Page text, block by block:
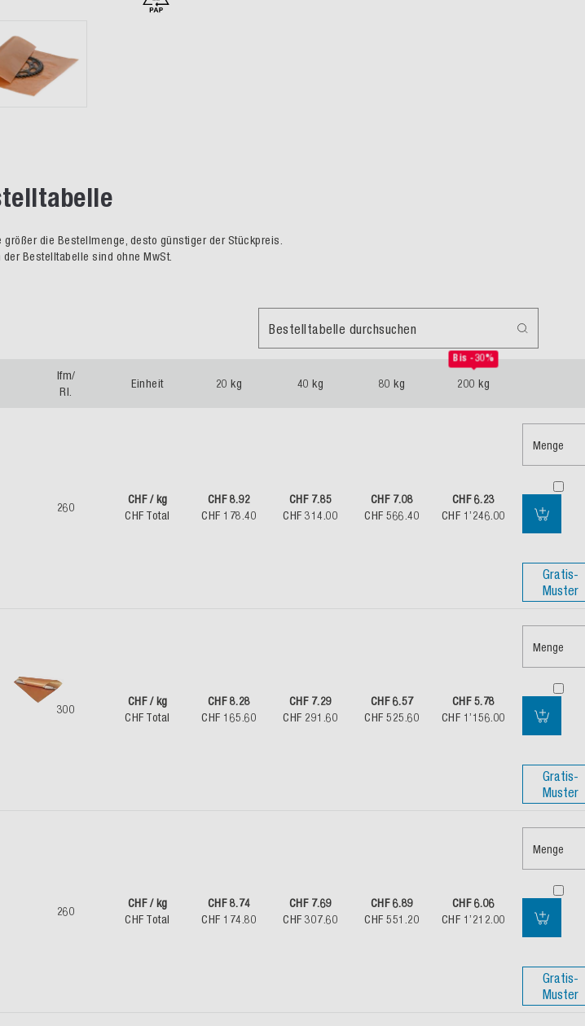
die Bestellmenge, desto günstiger der Stückpreis.
Bestelltabelle sind ohne MwSt.
Bestelltabelle durchsuchen
lfm/
Rl.
Einheit 20 kg 40 kg 80 kg
Bis -30%
200 kg
260
CHF / kg
CHF Total
CHF 8.92
CHF 178.40
CHF 7.85
CHF 314.00
CHF 7.08
CHF 566.40
CHF 6.23
CHF 1’246.00
Menge
Gratis-
Muster
300
CHF / kg
CHF Total
CHF 8.28
CHF 165.60
CHF 7.29
CHF 291.60
CHF 6.57
CHF 525.60
CHF 5.78
CHF 1’156.00
Menge
Gratis-
Muster
260
CHF / kg
CHF Total
CHF 8.74
CHF 174.80
CHF 7.69
CHF 307.60
CHF 6.89
CHF 551.20
CHF 6.06
CHF 1’212.00
Menge
Gratis-
Muster